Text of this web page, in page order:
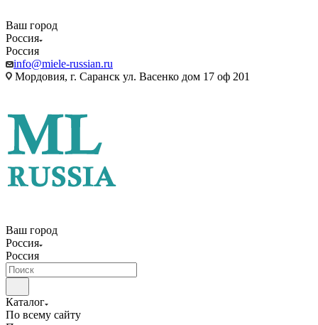
Ваш город
Россия
Россия
info@miele-russian.ru
Мордовия, г. Саранск ул. Васенко дом 17 оф 201
Ваш город
Россия
Россия
Каталог
По всему сайту